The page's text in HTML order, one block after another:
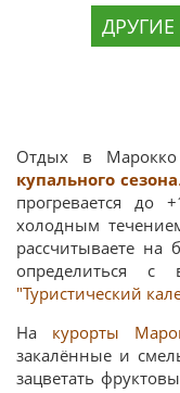
Отдых в
купального сезона.
прогревается до
холодным
рассчитываете на
определиться
"Туристический
На курорты
закалённые и
зацветать